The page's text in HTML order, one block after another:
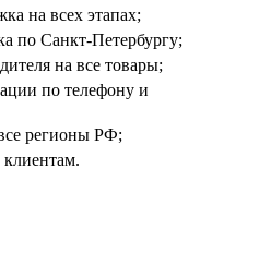
на всех этапах;
по Санкт-Петербургу;
на все товары;
по телефону и
регионы РФ;